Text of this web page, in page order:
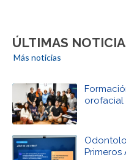
ÚLTIMAS
Más noticias
orofacial
Primeros